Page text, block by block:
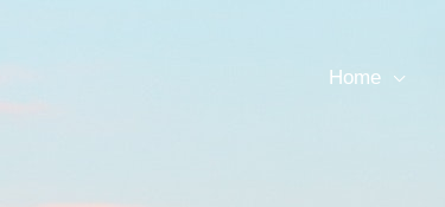
Home